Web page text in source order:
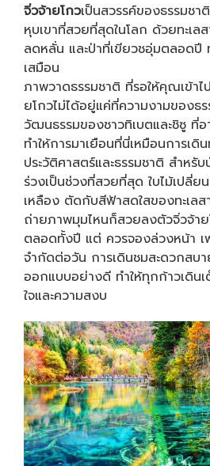
จิ่วจ้ายโกวเป็นสวรรค์ของธรรมชา
หุบเขาที่สวยที่สุดในโลก ด้วยทะเล
ลดหลั่น และป่าที่เขียวชอุ่มตลอดปี
เสมือน
ภาพวาดธรรมชาติ ที่รอให้คุณเข้าไ
ยโกวไม่ได้อยู่แค่ที่ความงามของธ
วัฒนธรรมของชาวทิเบตและชิซู ที่
ทำให้การมาเยือนที่นี่เหมือนการเดิ
ประวัติศาสตร์และธรรมชาติ สำหรั
ร่วงเป็นช่วงที่สวยที่สุด ใบไม้เปลี่
เหลือง ตัดกับสีฟ้าสดใสของทะเล
ถ่ายภาพมุมไหนก็สวยลงตัวจิ่วจ้าย
ตลอดทั้งปี แต่ ควรจองล่วงหน้า เ
จำกัดต่อวัน การเดินชมสะดวกสบ
ออกแบบอย่างดี ทำให้ทุกก้าวเดิน
ใจและความสงบ